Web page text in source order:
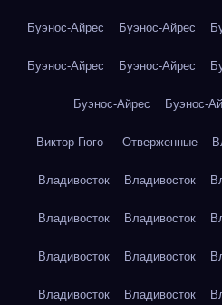
Буэнос-Айрес Буэнос-Айрес
Буэнос-Айрес Буэнос-Айрес
Буэнос-Айрес Буэнос-
Виктор Гюго — Отверженные
Владивосток Владивосток
Владивосток Владивосток
Владивосток Владивосток
Владивосток Владивосток